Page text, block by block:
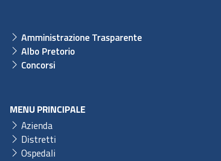
Amministrazione Trasparente
Albo Pretorio
Concorsi
MENU PRINCIPALE
Azienda
Distretti
Ospedali